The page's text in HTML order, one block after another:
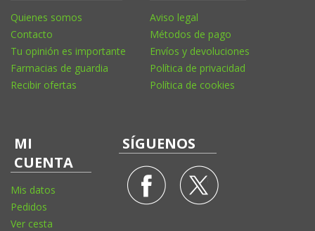
Quienes somos
Contacto
Tu opinión es importante
Farmacias de guardia
Recibir ofertas
Aviso legal
Métodos de pago
Envíos y devoluciones
Política de privacidad
Política de cookies
MI
CUENTA
Mis datos
Pedidos
Ver cesta
SÍGUENOS